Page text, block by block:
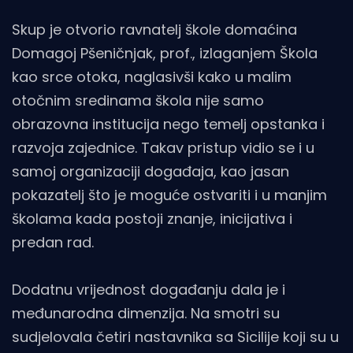
Skup je otvorio ravnatelj škole domaćina
Domagoj Pšeničnjak, prof., izlaganjem Škola
kao srce otoka, naglasivši kako u malim
otočnim sredinama škola nije samo
obrazovna institucija nego temelj opstanka i
razvoja zajednice. Takav pristup vidio se i u
samoj organizaciji događaja, kao jasan
pokazatelj što je moguće ostvariti i u manjim
školama kada postoji znanje, inicijativa i
predan rad.
Dodatnu vrijednost događanju dala je i
međunarodna dimenzija. Na smotri su
sudjelovala četiri nastavnika sa Sicilije koji su u